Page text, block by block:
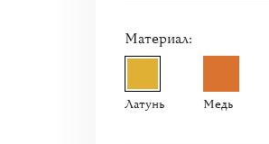
Материал:
Латунь Медь